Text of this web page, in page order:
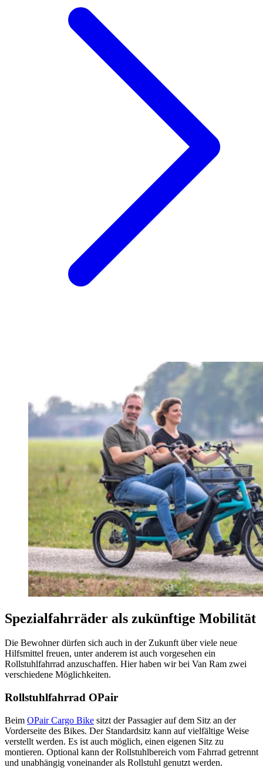
Spezialfahrräder als zukünftige Mobilität
Die Bewohner dürfen sich auch in der Zukunft über viele neue
Hilfsmittel freuen, unter anderem ist auch vorgesehen ein
Rollstuhlfahrrad anzuschaffen. Hier haben wir bei Van Ram zwei
verschiedene Möglichkeiten.
Rollstuhlfahrrad OPair
Beim OPair Cargo Bike sitzt der Passagier auf dem Sitz an der
Vorderseite des Bikes. Der Standardsitz kann auf vielfältige Weise
verstellt werden. Es ist auch möglich, einen eigenen Sitz zu
montieren. Optional kann der Rollstuhlbereich vom Fahrrad getrennt
und unabhängig voneinander als Rollstuhl genutzt werden.